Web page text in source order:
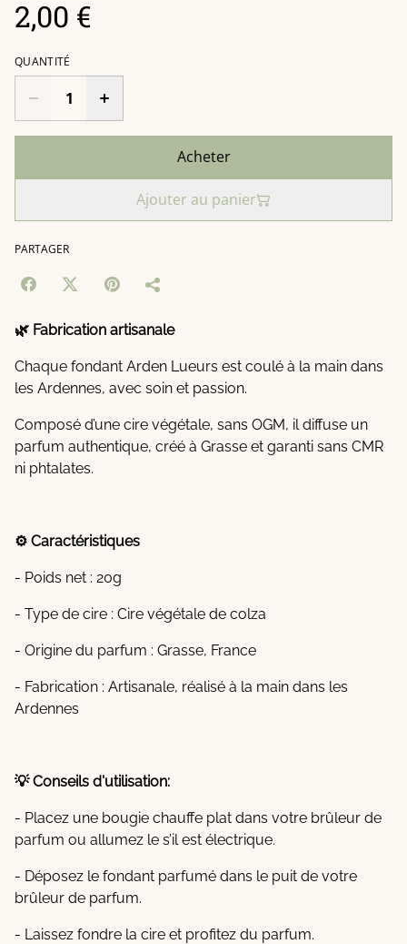
2,00 €
QUANTITÉ
Acheter
Ajouter au panier
PARTAGER
🌿 Fabrication artisanale
Chaque fondant Arden Lueurs est coulé à la main dans
les Ardennes, avec soin et passion.
Composé d’une cire végétale, sans OGM, il diffuse un
parfum authentique, créé à Grasse et garanti sans CMR
ni phtalates.
⚙️ Caractéristiques
- Poids net : 20g
- Type de cire : Cire végétale de colza
- Origine du parfum : Grasse, France
- Fabrication : Artisanale, réalisé à la main dans les
Ardennes
💡 Conseils d'utilisation:
- Placez une bougie chauffe plat dans votre brûleur de
parfum ou allumez le s’il est électrique.
- Déposez le fondant parfumé dans le puit de votre
brûleur de parfum.
- Laissez fondre la cire et profitez du parfum.